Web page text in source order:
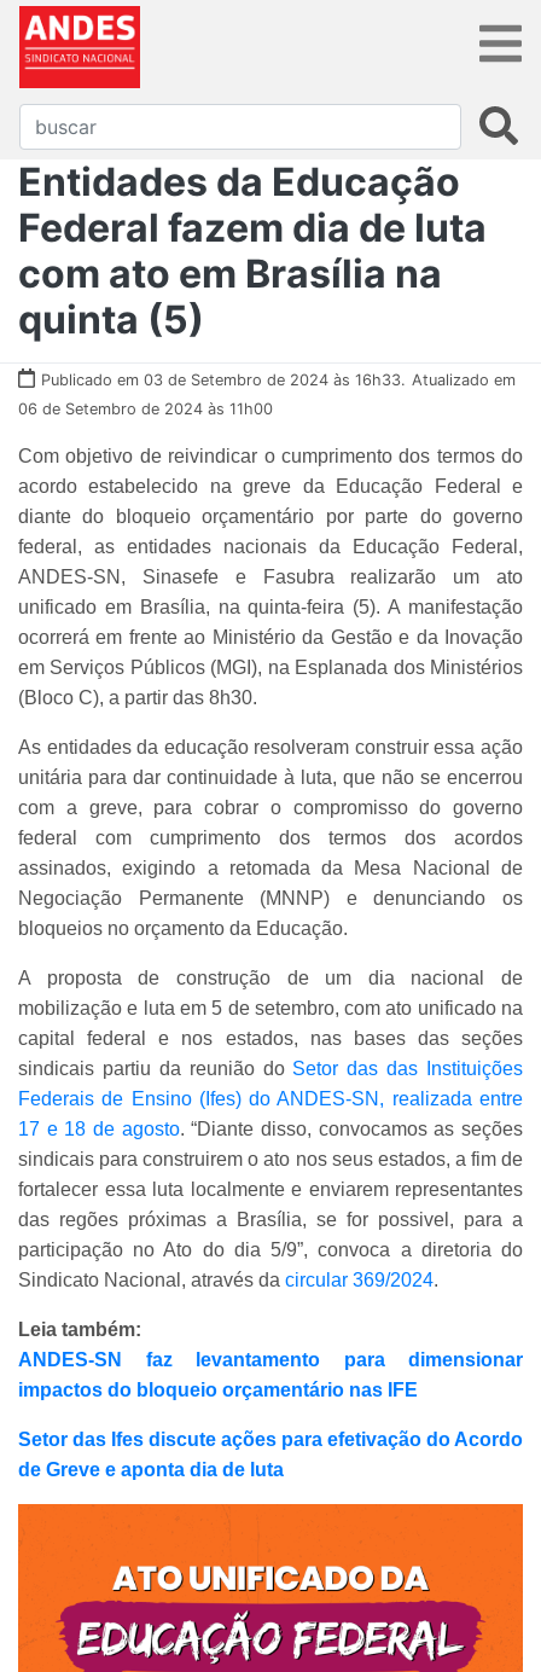
Entidades da Educação
Federal fazem dia de luta
com ato em Brasília na
quinta (5)
Publicado em 03 de Setembro de 2024 às 16h33. Atualizado em
06 de Setembro de 2024 às 11h00
Com objetivo de reivindicar o cumprimento dos termos do
acordo estabelecido na greve da Educação Federal e
diante do bloqueio orçamentário por parte do governo
federal, as entidades nacionais da Educação Federal,
ANDES-SN, Sinasefe e Fasubra realizarão um ato
unificado em Brasília, na quinta-feira (5). A manifestação
ocorrerá em frente ao Ministério da Gestão e da Inovação
em Serviços Públicos (MGI), na Esplanada dos Ministérios
(Bloco C), a partir das 8h30.
As entidades da educação resolveram construir essa ação
unitária para dar continuidade à luta, que não se encerrou
com a greve, para cobrar o compromisso do governo
federal com cumprimento dos termos dos acordos
assinados, exigindo a retomada da Mesa Nacional de
Negociação Permanente (MNNP) e denunciando os
bloqueios no orçamento da Educação.
A proposta de construção de um dia nacional de
mobilização e luta em 5 de setembro, com ato unificado na
capital federal e nos estados, nas bases das seções
sindicais partiu da reunião do Setor das das Instituições
Federais de Ensino (Ifes) do ANDES-SN, realizada entre
17 e 18 de agosto. “Diante disso, convocamos as seções
sindicais para construirem o ato nos seus estados, a fim de
fortalecer essa luta localmente e enviarem representantes
das regões próximas a Brasília, se for possivel, para a
participação no Ato do dia 5/9”, convoca a diretoria do
Sindicato Nacional, através da circular 369/2024.
Leia também:
ANDES-SN faz levantamento para dimensionar
impactos do bloqueio orçamentário nas IFE
Setor das Ifes discute ações para efetivação do Acordo
de Greve e aponta dia de luta